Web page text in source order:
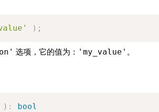
) ;
选项，它的值为： 'my_value' 。
) : bool